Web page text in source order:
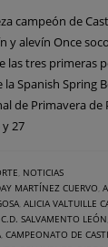
campeón de
y alevín Once
las tres primeras
Spanish Spring
de Primavera de
27
NOTICIAS
MARTÍNEZ CUERVO
ALICIA VALTUILLE
C.D. SALVAMENTO LEÓN
CAMPEONATO DE